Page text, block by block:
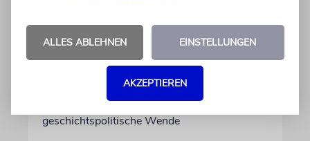
Schoa-Relativierung als
Programm
Im Falle eines Sieges der AfD bei der
Landtagswahl droht in dem Bundesland eine
geschichtspolitische Wende
ALLES ABLEHNEN EINSTELLUNGEN
AKZEPTIEREN